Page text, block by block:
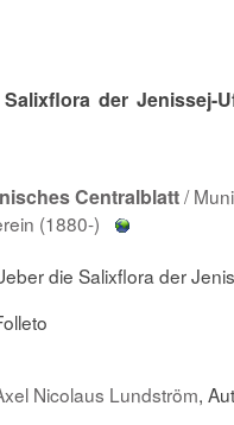
der Jenissej-
Centralblatt/
(1880-)
die Salixflora der
Nicolaus Lundström,